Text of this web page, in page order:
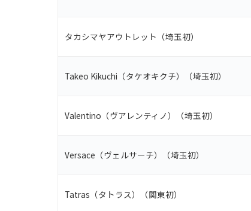
タカシマヤアウトレット（埼玉初）
Takeo Kikuchi（タケオキクチ）（埼玉初）
Valentino（ヴアレンティノ）（埼玉初）
Versace（ヴェルサーチ）（埼玉初）
Tatras（タトラス）（関東初）